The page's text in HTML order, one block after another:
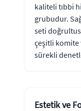
kaliteli tıbbi
grubudur.
seti
çeşitli komite
sürekli
Estetik ve